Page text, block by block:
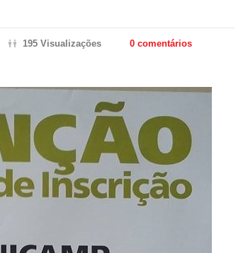
195 Visualizações 0 comentários